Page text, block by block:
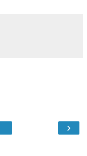
›